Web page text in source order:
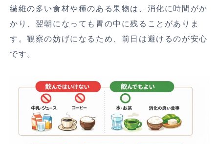
繊維の多い食材や種のある果物は、消化に時間がか
かり、翌朝になっても胃の中に残ることがありま
す。観察の妨げになるため、前日は避けるのが安心
です。